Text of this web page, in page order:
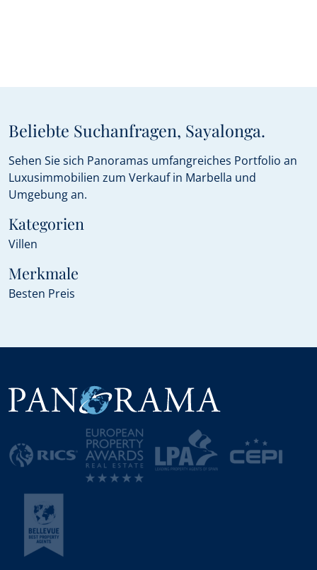
Beliebte Suchanfragen, Sayalonga.
Sehen Sie sich Panoramas umfangreiches Portfolio an
Luxusimmobilien zum Verkauf in Marbella und
Umgebung an.
Kategorien
Villen
Merkmale
Besten Preis